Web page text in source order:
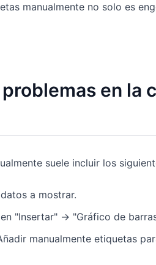
manualmente no solo es
en la
suele incluir los
a mostrar.
"Insertar" → "Gráfico de
manualmente etiquetas